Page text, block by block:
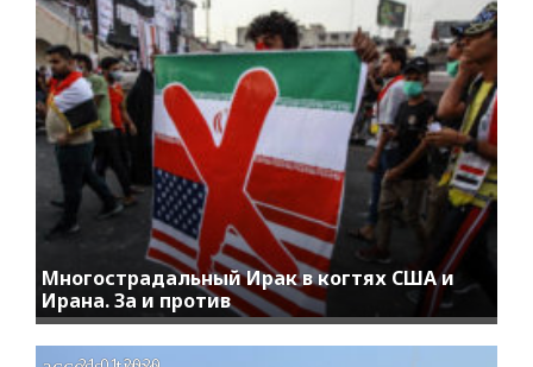
Многострадальный Ирак в когтях США и
Ирана. За и против